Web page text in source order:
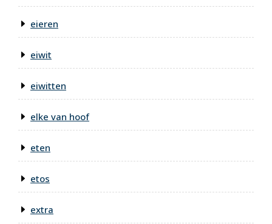
eieren
eiwit
eiwitten
elke van hoof
eten
etos
extra